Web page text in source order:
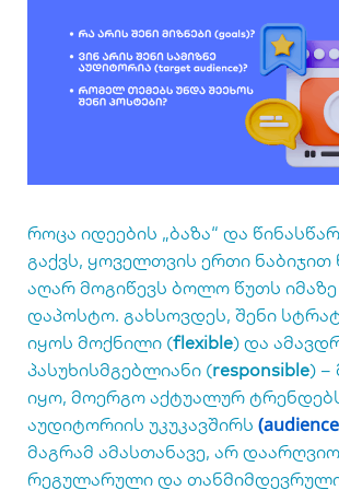
როცა იდეების „ბაზა“ და
გაქვს, ყოველთვის ერთი ნაბიჯით
აღარ მოგიწევს ბოლო წუთს
დაპოსტო. გახსოვდეს, შენი
იყოს მოქნილი (flexible) და
პასუხისმგებლიანი (responsible) –
იყო, მოერგო აქტუალურ
აუდიტორიის უკუკავშირს
მაგრამ ამასთანავე, არ
რეგულარული და